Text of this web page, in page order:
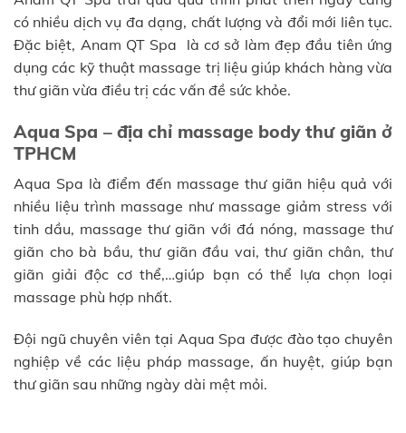
có nhiều dịch vụ đa dạng, chất lượng và đổi mới liên tục.
Đặc biệt, Anam QT Spa là cơ sở làm đẹp đầu tiên ứng
dụng các kỹ thuật massage trị liệu giúp khách hàng vừa
thư giãn vừa điều trị các vấn đề sức khỏe.
Aqua Spa – địa chỉ massage body thư giãn ở
TPHCM
Aqua Spa là điểm đến massage thư giãn hiệu quả với
nhiều liệu trình massage như massage giảm stress với
tinh dầu, massage thư giãn với đá nóng, massage thư
giãn cho bà bầu, thư giãn đầu vai, thư giãn chân, thư
giãn giải độc cơ thể,…giúp bạn có thể lựa chọn loại
massage phù hợp nhất.
Đội ngũ chuyên viên tại Aqua Spa được đào tạo chuyên
nghiệp về các liệu pháp massage, ấn huyệt, giúp bạn
thư giãn sau những ngày dài mệt mỏi.